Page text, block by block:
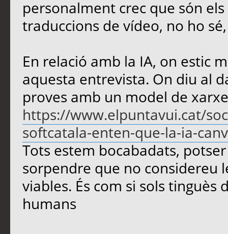
personalment crec que són
traduccions de vídeo, no ho
En relació amb la IA, on estic
aquesta entrevista. On diu al
proves amb un model de
https://www.elpuntavui.cat/
softcatala-enten-que-la-ia-
Tots estem bocabadats,
sorpendre que no considereu
viables. És com si sols tinguès
humans